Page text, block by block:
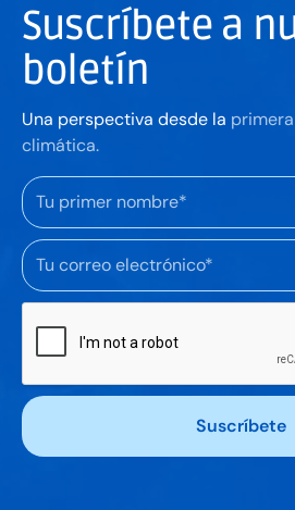
Suscríbete a
boletín
Una perspectiva desde la
climática.